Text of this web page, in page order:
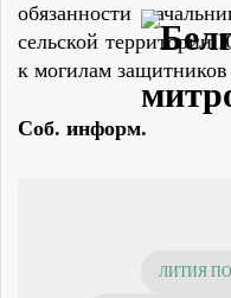
обязанности
сельской
к могилам защитников
Соб. информ.
ЛИТИЯ